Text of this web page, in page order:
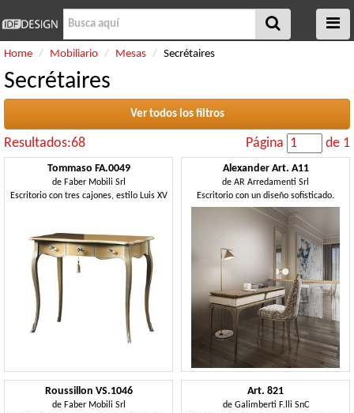
Home Mobiliario Mesas Secrétaires
Secrétaires
Ver todos los filtros
Resultados:68 Página de 1
Tommaso FA.0049
de Faber Mobili Srl
Escritorio con tres cajones, estilo Luis XV
Alexander Art. A11
de AR Arredamenti Srl
Escritorio con un diseño sofisticado.
Roussillon VS.1046
de Faber Mobili Srl
Art. 821
de Galimberti F.lli SnC